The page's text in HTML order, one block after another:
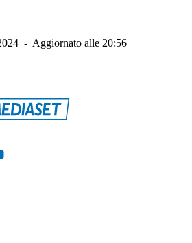
- Aggiornato alle 20:56